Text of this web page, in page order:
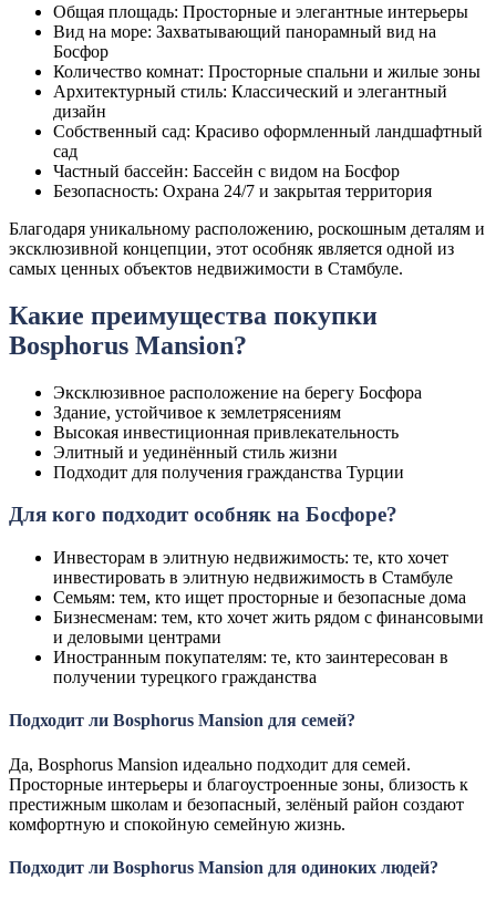
Общая площадь: Просторные и элегантные интерьеры
Вид на море: Захватывающий панорамный вид на
Босфор
Количество комнат: Просторные спальни и жилые зоны
Архитектурный стиль: Классический и элегантный
дизайн
Собственный сад: Красиво оформленный ландшафтный
сад
Частный бассейн: Бассейн с видом на Босфор
Безопасность: Охрана 24/7 и закрытая территория
Благодаря уникальному расположению, роскошным деталям и
эксклюзивной концепции, этот особняк является одной из
самых ценных объектов недвижимости в Стамбуле.
Какие преимущества покупки
Bosphorus Mansion?
Эксклюзивное расположение на берегу Босфора
Здание, устойчивое к землетрясениям
Высокая инвестиционная привлекательность
Элитный и уединённый стиль жизни
Подходит для получения гражданства Турции
Для кого подходит особняк на Босфоре?
Инвесторам в элитную недвижимость: те, кто хочет
инвестировать в элитную недвижимость в Стамбуле
Семьям: тем, кто ищет просторные и безопасные дома
Бизнесменам: тем, кто хочет жить рядом с финансовыми
и деловыми центрами
Иностранным покупателям: те, кто заинтересован в
получении турецкого гражданства
Подходит ли Bosphorus Mansion для семей?
Да, Bosphorus Mansion идеально подходит для семей.
Просторные интерьеры и благоустроенные зоны, близость к
престижным школам и безопасный, зелёный район создают
комфортную и спокойную семейную жизнь.
Подходит ли Bosphorus Mansion для одиноких людей?